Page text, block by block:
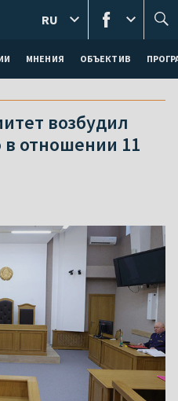
МНЕНИЯ ОБЪЕКТИВ
RU
возбудил
в отношении 11